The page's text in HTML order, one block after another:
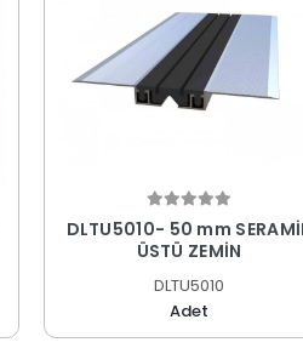
DLTU5010- 50 mm
ÜSTÜ ZEMİN
DLTU5010
Adet